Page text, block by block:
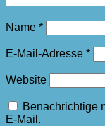
Name *
E-Mail-Adresse *
Website
Benachrichtige
E-Mail.